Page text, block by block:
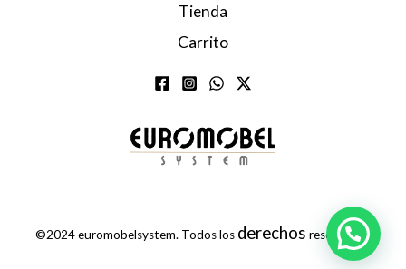
Tienda
Carrito
©2024 euromobelsystem. Todos los derechos reservados.